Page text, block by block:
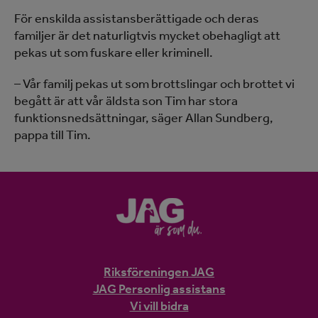
För enskilda assistansberättigade och deras
familjer är det naturligtvis mycket obehagligt att
pekas ut som fuskare eller kriminell.
– Vår familj pekas ut som brottslingar och brottet vi
begått är att vår äldsta son Tim har stora
funktionsnedsättningar, säger Allan Sundberg,
pappa till Tim.
Riksföreningen JAG
JAG Personlig assistans
Vi vill bidra